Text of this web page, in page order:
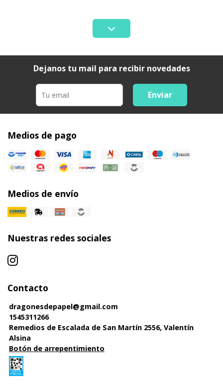
Dejanos tu mail para recibir novedades
Enviar
Medios de pago
Medios de envío
Nuestras redes sociales
Contacto
dragonesdepapel@gmail.com
1545311266
Remedios de Escalada de San Martín 2556, Valentín
Alsina
Botón de arrepentimiento